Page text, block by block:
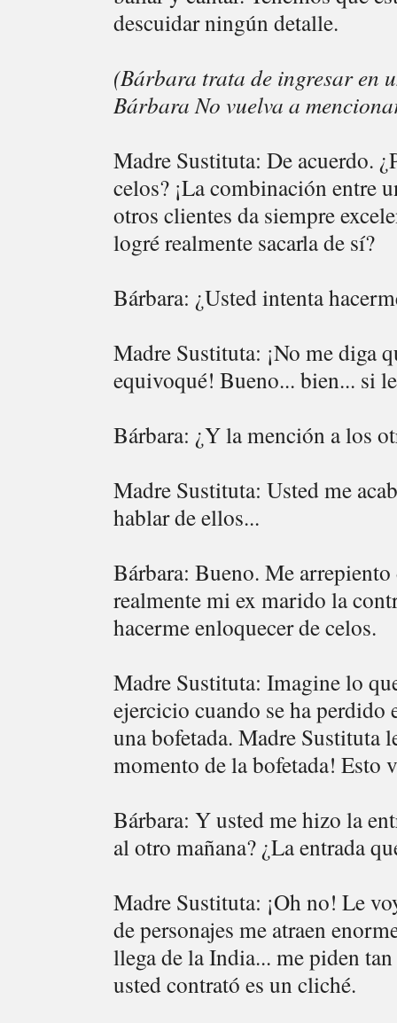
descuidar ningún detalle.
(Bárbara trata de ingresar en
Bárbara No vuelva a
Madre Sustituta: De acuerdo.
celos? ¡La combinación entre
otros clientes da siempre
logré realmente sacarla de sí?
Bárbara: ¿Usted intenta
Madre Sustituta: ¡No me diga
equivoqué! Bueno... bien... si
Bárbara: ¿Y la mención a los
Madre Sustituta: Usted me
hablar de ellos...
Bárbara: Bueno. Me
realmente mi ex marido la
hacerme enloquecer de celos.
Madre Sustituta: Imagine lo
ejercicio cuando se ha perdido
una bofetada. Madre Sustituta
momento de la bofetada! Esto
Bárbara: Y usted me hizo la
al otro mañana? ¿La entrada
Madre Sustituta: ¡Oh no! Le
de personajes me atraen
llega de la India... me piden
usted contrató es un cliché.